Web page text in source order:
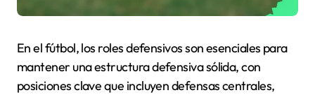
En el fútbol, los roles defensivos son esenciales para
mantener una estructura defensiva sólida, con
posiciones clave que incluyen defensas centrales,